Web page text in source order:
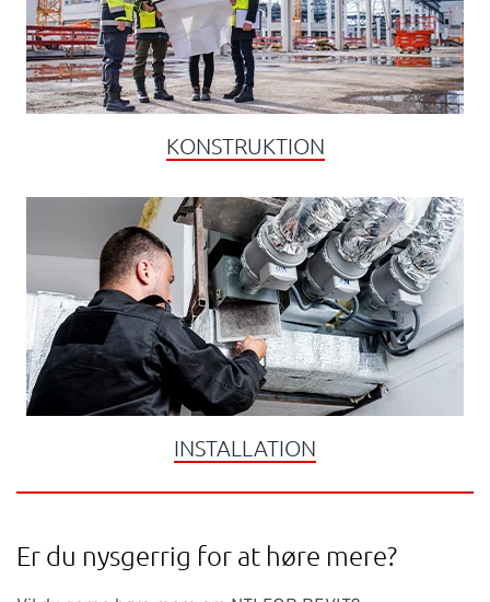
KONSTRUKTION
INSTALLATION
Er du nysgerrig for at høre mere?